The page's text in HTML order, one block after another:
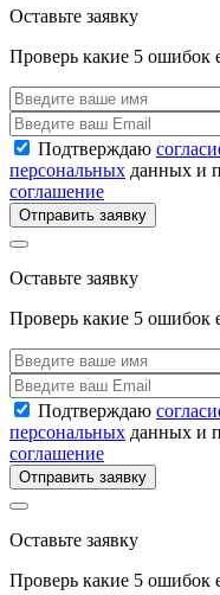
Оставьте заявку
Проверь какие 5 ошибок
Подтверждаю
персональных данных и
соглашение
Отправить заявку
Оставьте заявку
Проверь какие 5 ошибок
Подтверждаю
персональных данных и
соглашение
Отправить заявку
Оставьте заявку
Проверь какие 5 ошибок